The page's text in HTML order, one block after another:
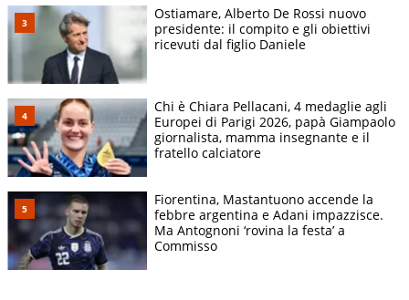
Ostiamare, Alberto De Rossi nuovo
presidente: il compito e gli obiettivi
ricevuti dal figlio Daniele
Chi è Chiara Pellacani, 4 medaglie agli
Europei di Parigi 2026, papà Giampaolo
giornalista, mamma insegnante e il
fratello calciatore
Fiorentina, Mastantuono accende la
febbre argentina e Adani impazzisce.
Ma Antognoni ‘rovina la festa’ a
Commisso